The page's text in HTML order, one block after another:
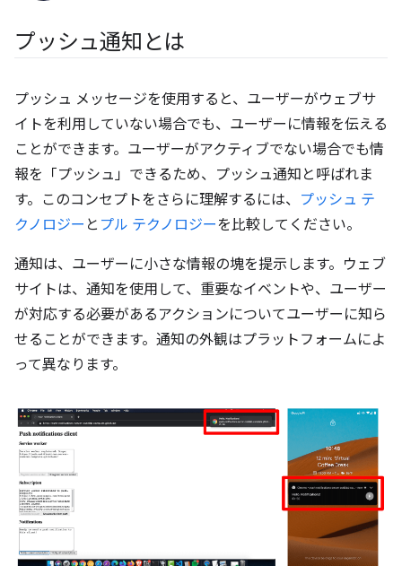
プッシュ通知とは
プッシュ メッセージを使用すると、ユーザーがウェブサ
イトを利用していない場合でも、ユーザーに情報を伝える
ことができます。ユーザーがアクティブでない場合でも情
報を「プッシュ」できるため、プッシュ通知と呼ばれま
す。
このコンセプトをさらに理解するには、 プッシュ テ
クノロジー と プル テクノロジーを比較してください。
通知は、ユーザーに小さな情報の塊を提示します。ウェブ
サイトは、通知を使用して、重要なイベントや、ユーザー
が対応する必要があるアクションについてユーザーに知ら
せることができます。通知の外観はプラットフォームによ
って異なります。